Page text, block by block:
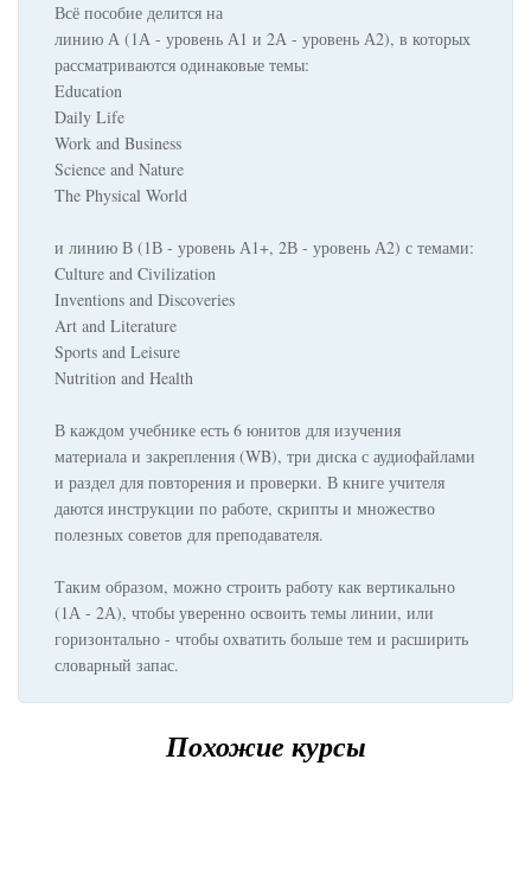
Всё пособие делится на
линию А (1А - уровень А1 и 2А - уровень А2), в которых
рассматриваются одинаковые темы:
Education
Daily Life
Work and Business
Science and Nature
The Physical World
и линию В (1В - уровень А1+, 2В - уровень А2) с темами:
Culture and Civilization
Inventions and Discoveries
Art and Literature
Sports and Leisure
Nutrition and Health
В каждом учебнике есть 6 юнитов для изучения
материала и закрепления (WB), три диска с аудиофайлами
и раздел для повторения и проверки. В книге учителя
даются инструкции по работе, скрипты и множество
полезных советов для преподавателя.
Таким образом, можно строить работу как вертикально
(1А - 2А), чтобы уверенно освоить темы линии, или
горизонтально - чтобы охватить больше тем и расширить
словарный запас.
Похожие курсы